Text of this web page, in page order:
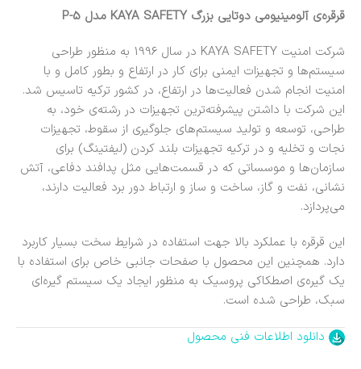
قرقره‌ی آلومینیومی دوتایی بزرگ KAYA SAFETY مدل P-5
شرکت امنیت KAYA SAFETY در سال 1996 به منظور طراحی
سیستم‌ها و تجهیزات ایمنی برای کار در ارتفاع و بطور کامل و با
امنیت انجام شدن فعالیت‌ها در ارتفاع، در کشور ترکیه تاسیس شد.
این شرکت با داشتن پیشرفته‌ترین تجهیزات در رشته‌ی خود، به
طراحی، توسعه و تولید سیستم‌های جلوگیری از سقوط، تجهیزات
نجات و تخلیه و در ترکیه تجهیزات بلند کردن (لیفتینگ) برای
سازمان‌ها و موسساتی که در قسمت‌هایی مثل پدافند دفاعی، آتش
نشانی، نفت و گاز، ساخت و ساز و ارتباط دور برد فعالیت دارند،
می‌پردازد.
این قرقره با عملکرد بالا جهت استفاده در شرایط سخت بسیار کاربرد
دارد. همچنین این محصول با صفحات جانبی خاص برای استفاده با
یک گیره‌ی اصطکاکی پروسیک به منظور ایجاد یک سیستم گیره‌ای
سبک، طراحی شده است.
دانلود اطلاعات فنی محصول